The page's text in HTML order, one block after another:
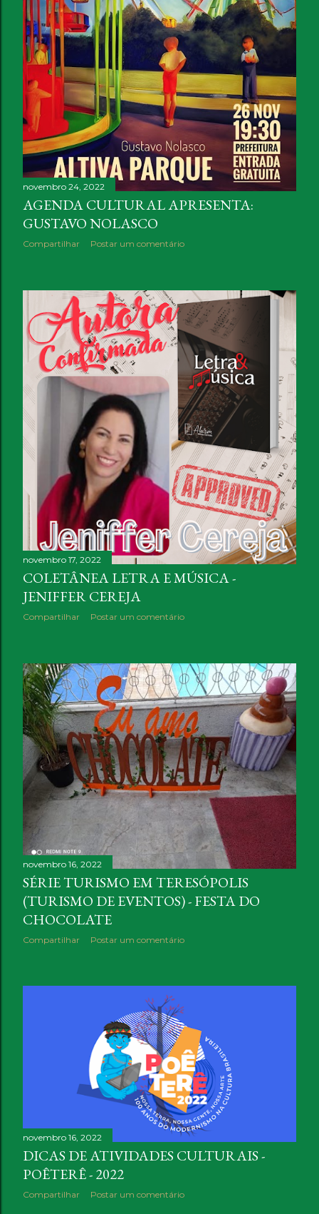
novembro 24, 2022
AGENDA CULTURAL APRESENTA:
GUSTAVO NOLASCO
Compartilhar Postar um comentário
novembro 17, 2022
COLETÂNEA LETRA E MÚSICA -
JENIFFER CEREJA
Compartilhar Postar um comentário
novembro 16, 2022
SÉRIE TURISMO EM TERESÓPOLIS
(TURISMO DE EVENTOS) - FESTA DO
CHOCOLATE
Compartilhar Postar um comentário
novembro 16, 2022
DICAS DE ATIVIDADES CULTURAIS -
POÊTERÊ - 2022
Compartilhar Postar um comentário